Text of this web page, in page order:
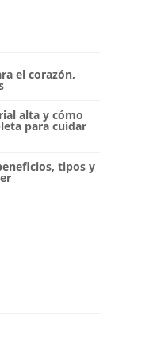
el corazón,
alta y cómo
para cuidar
tipos y